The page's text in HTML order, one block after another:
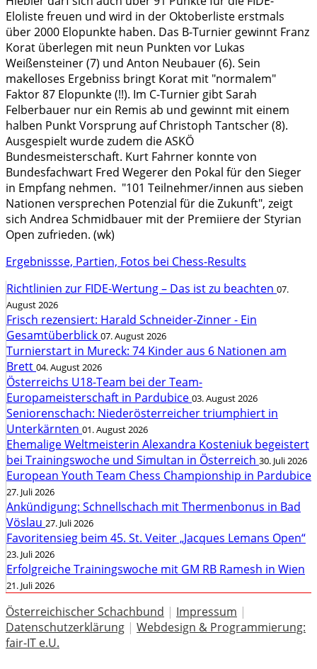
Eloliste freuen und wird in der Oktoberliste erstmals
über 2000 Elopunkte haben. Das B-Turnier gewinnt Franz
Korat überlegen mit neun Punkten vor Lukas
Weißensteiner (7) und Anton Neubauer (6). Sein
makelloses Ergebniss bringt Korat mit "normalem"
Faktor 87 Elopunkte (!!). Im C-Turnier gibt Sarah
Felberbauer nur ein Remis ab und gewinnt mit einem
halben Punkt Vorsprung auf Christoph Tantscher (8).
Ausgespielt wurde zudem die ASKÖ
Bundesmeisterschaft. Kurt Fahrner konnte von
Bundesfachwart Fred Wegerer den Pokal für den Sieger
in Empfang nehmen. "101 Teilnehmer/innen aus sieben
Nationen versprechen Potenzial für die Zukunft", zeigt
sich Andrea Schmidbauer mit der Premiiere der Styrian
Open zufrieden. (wk)
Ergebnissse, Partien, Fotos bei Chess-Results
Richtlinien zur FIDE-Wertung – Das ist zu beachten 07.
August 2026
Frisch rezensiert: Harald Schneider-Zinner - Ein
Gesamtüberblick 07. August 2026
Turnierstart in Mureck: 74 Kinder aus 6 Nationen am
Brett 04. August 2026
Österreichs U18-Team bei der Team-
Europameisterschaft in Pardubice 03. August 2026
Seniorenschach: Niederösterreicher triumphiert in
Unterkärnten 01. August 2026
Ehemalige Weltmeisterin Alexandra Kosteniuk begeistert
bei Trainingswoche und Simultan in Österreich 30. Juli 2026
European Youth Team Chess Championship in Pardubice
27. Juli 2026
Ankündigung: Schnellschach mit Thermenbonus in Bad
Vöslau 27. Juli 2026
Favoritensieg beim 45. St. Veiter „Jacques Lemans Open“
23. Juli 2026
Erfolgreiche Trainingswoche mit GM RB Ramesh in Wien
21. Juli 2026
Österreichischer Schachbund | Impressum |
Datenschutzerklärung | Webdesign & Programmierung:
fair-IT e.U.